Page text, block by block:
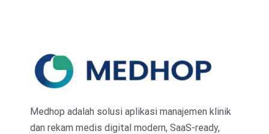
Medhop adalah solusi aplikasi manajemen klinik
dan rekam medis digital modern, SaaS-ready,